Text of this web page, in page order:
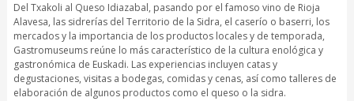
Del Txakoli al Queso Idiazabal, pasando por el famoso vino de Rioja
Alavesa, las sidrerías del Territorio de la Sidra, el caserío o baserri, los
mercados y la importancia de los productos locales y de temporada,
Gastromuseums reúne lo más característico de la cultura enológica y
gastronómica de Euskadi. Las experiencias incluyen catas y
degustaciones, visitas a bodegas, comidas y cenas, así como talleres de
elaboración de algunos productos como el queso o la sidra.